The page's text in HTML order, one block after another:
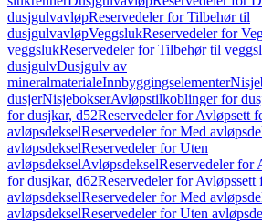
dusjgulvavløpReservedeler for Tilbehør til
dusjgulvavløpVeggslukReservedeler for
veggslukReservedeler for Tilbehør til
dusjgulvDusjgulv av
mineralmaterialeInnbyggingselementer
dusjerNisjebokserAvløpstilkoblinger for
for dusjkar, d52Reservedeler for Avløpsett
avløpsdekselReservedeler for Med
avløpsdekselReservedeler for Uten
avløpsdekselAvløpsdekselReservedeler for
for dusjkar, d62Reservedeler for Avløpssett
avløpsdekselReservedeler for Med
avløpsdekselReservedeler for Uten